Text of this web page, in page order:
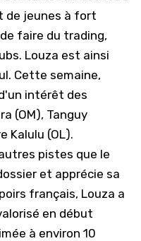
de jeunes à fort
faire du trading,
Louza est ainsi
Cette semaine,
intérêt des
(OM), Tanguy
Kalulu (OL).
pistes que le
et apprécie sa
français, Louza a
en début
à environ 10